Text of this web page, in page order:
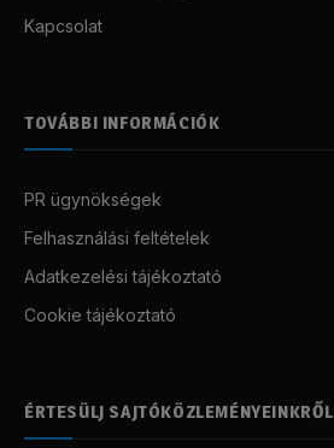
Kapcsolat
TOVÁBBI INFORMÁCIÓK
PR ügynökségek
Felhasználási feltételek
Adatkezelési tájékoztató
Cookie tájékoztató
ÉRTESÜLJ SAJTÓKÖZLEMÉNYEINKRŐL